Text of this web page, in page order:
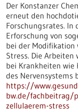
Der Konstanzer
erneut den
Forschungsrates.
Erforschung von
bei der Modifikation
Stress. Die Arbeiten
bei Krankheiten wie
des Nervensystems
https://
bw.de/fachbeitrag/
zellulaerem-stress